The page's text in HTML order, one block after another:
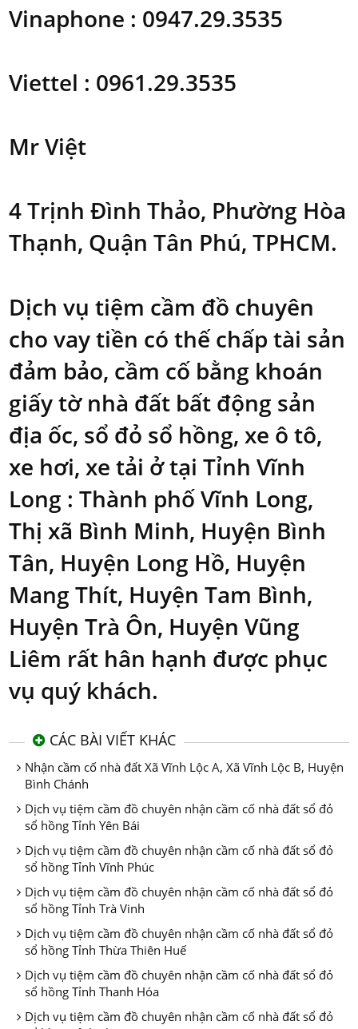
Vinaphone : 0947.29.3535
Viettel : 0961.29.3535
Mr Việt
4 Trịnh Đình Thảo, Phường Hòa
Thạnh, Quận Tân Phú, TPHCM.
Dịch vụ tiệm cầm đồ chuyên
cho vay tiền có thế chấp tài sản
đảm bảo, cầm cố bằng khoán
giấy tờ nhà đất bất động sản
địa ốc, sổ đỏ sổ hồng, xe ô tô,
xe hơi, xe tải ở tại Tỉnh Vĩnh
Long : Thành phố Vĩnh Long,
Thị xã Bình Minh, Huyện Bình
Tân, Huyện Long Hồ, Huyện
Mang Thít, Huyện Tam Bình,
Huyện Trà Ôn, Huyện Vũng
Liêm rất hân hạnh được phục
vụ quý khách.
CÁC BÀI VIẾT KHÁC
Nhận cầm cố nhà đất Xã Vĩnh Lộc A, Xã Vĩnh Lộc B, Huyện
Bình Chánh
Dịch vụ tiệm cầm đồ chuyên nhận cầm cố nhà đất sổ đỏ
sổ hồng Tỉnh Yên Bái
Dịch vụ tiệm cầm đồ chuyên nhận cầm cố nhà đất sổ đỏ
sổ hồng Tỉnh Vĩnh Phúc
Dịch vụ tiệm cầm đồ chuyên nhận cầm cố nhà đất sổ đỏ
sổ hồng Tỉnh Trà Vinh
Dịch vụ tiệm cầm đồ chuyên nhận cầm cố nhà đất sổ đỏ
sổ hồng Tỉnh Thừa Thiên Huế
Dịch vụ tiệm cầm đồ chuyên nhận cầm cố nhà đất sổ đỏ
sổ hồng Tỉnh Thanh Hóa
Dịch vụ tiệm cầm đồ chuyên nhận cầm cố nhà đất sổ đỏ